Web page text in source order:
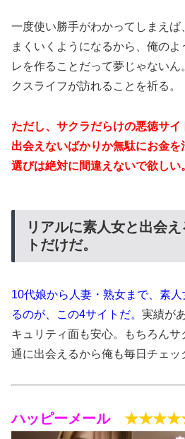
一度使い勝手がわかってしまえば
まくいくようになるから、俺の
レを作ることだって夢じゃない
クスライフが訪れることを祈る。
ただし、サクラだらけの悪徳サ
出会えないばかりか無駄にお金を
選びは絶対に間違えないで欲しい
リアルに素人女と出会
トだけだ。
10代娘から人妻・熟女まで、素
るのが、この4サイトだ。 実績が
キュリティ面も安心。もちろん
通に出会えるから俺も毎日チェッ
ハッピーメール